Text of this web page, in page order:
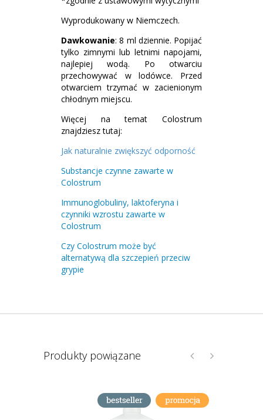
Wyprodukowany w Niemczech.
Dawkowanie: 8 ml dziennie. Popijać
tylko zimnymi lub letnimi napojami,
najlepiej wodą. Po otwarciu
przechowywać w lodówce. Przed
otwarciem trzymać w zacienionym
chłodnym miejscu.
Więcej na temat Colostrum
znajdziesz tutaj:
Jak naturalnie zwiększyć odporność
Substancje czynne zawarte w
Colostrum
Immunoglobuliny, laktoferyna i
czynniki wzrostu zawarte w
Colostrum
Czy Colostrum może być
alternatywą dla szczepień przeciw
grypie
Produkty powiązane